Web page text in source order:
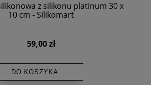
z silikonu platinum 30 x
10 cm - Silikomart
59,00 zł
DO KOSZYKA